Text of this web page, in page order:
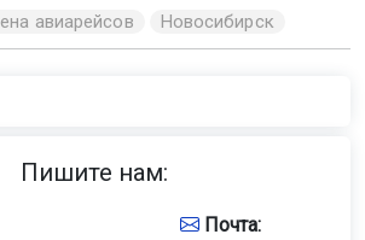
авиарейсов Новосибирск
Пишите нам:
Почта: